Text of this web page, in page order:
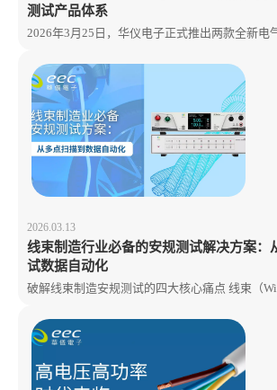
测试产品体系
2026年3月25日，华仪电子正式推出两款全新电
2026.03.13
线束制造行业必备的安规测试解决方案：
试数据自动化
破解线束制造安规测试的四大核心痛点 线束（